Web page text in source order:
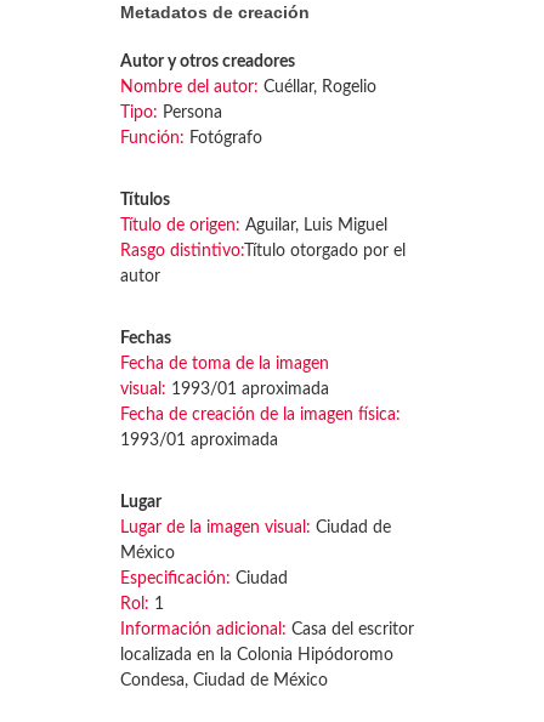
Metadatos de creación
Autor y otros creadores
Nombre del autor: Cuéllar, Rogelio
Tipo: Persona
Función: Fotógrafo
Títulos
Título de origen: Aguilar, Luis Miguel
Rasgo distintivo: Título otorgado por el
autor
Fechas
Fecha de toma de la imagen
visual: 1993/01 aproximada
Fecha de creación de la imagen física:
1993/01 aproximada
Lugar
Lugar de la imagen visual: Ciudad de
México
Especificación: Ciudad
Rol: 1
Información adicional: Casa del escritor
localizada en la Colonia Hipódoromo
Condesa, Ciudad de México